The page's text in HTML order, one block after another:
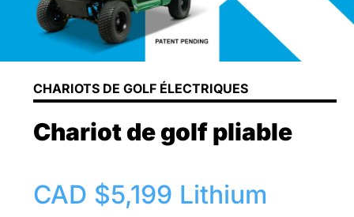
CHARIOTS DE GOLF ÉLECTRIQUES
Chariot de golf pliable
CAD $5,199 Lithium